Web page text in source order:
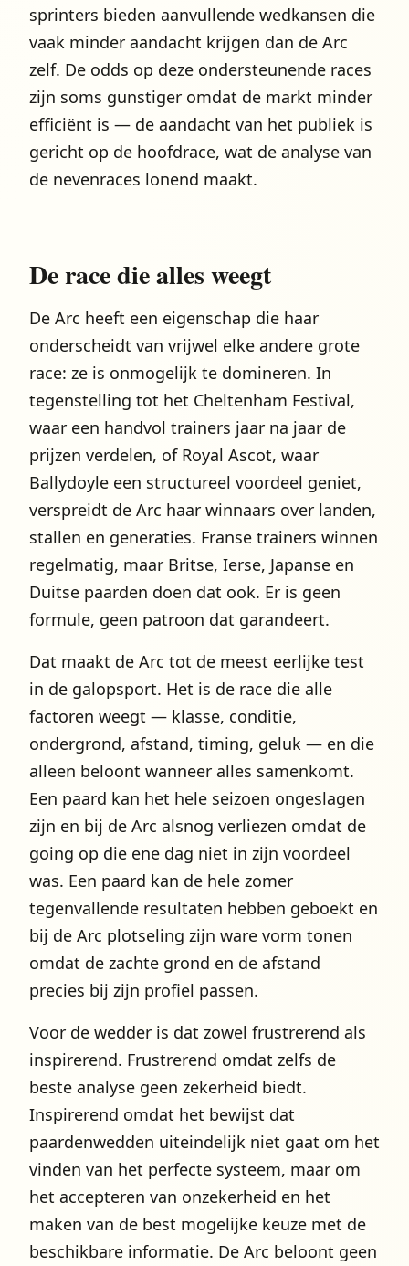
sprinters bieden aanvullende wedkansen die
vaak minder aandacht krijgen dan de Arc
zelf. De odds op deze ondersteunende races
zijn soms gunstiger omdat de markt minder
efficiënt is — de aandacht van het publiek is
gericht op de hoofdrace, wat de analyse van
de nevenraces lonend maakt.
De race die alles weegt
De Arc heeft een eigenschap die haar
onderscheidt van vrijwel elke andere grote
race: ze is onmogelijk te domineren. In
tegenstelling tot het Cheltenham Festival,
waar een handvol trainers jaar na jaar de
prijzen verdelen, of Royal Ascot, waar
Ballydoyle een structureel voordeel geniet,
verspreidt de Arc haar winnaars over landen,
stallen en generaties. Franse trainers winnen
regelmatig, maar Britse, Ierse, Japanse en
Duitse paarden doen dat ook. Er is geen
formule, geen patroon dat garandeert.
Dat maakt de Arc tot de meest eerlijke test
in de galopsport. Het is de race die alle
factoren weegt — klasse, conditie,
ondergrond, afstand, timing, geluk — en die
alleen beloont wanneer alles samenkomt.
Een paard kan het hele seizoen ongeslagen
zijn en bij de Arc alsnog verliezen omdat de
going op die ene dag niet in zijn voordeel
was. Een paard kan de hele zomer
tegenvallende resultaten hebben geboekt en
bij de Arc plotseling zijn ware vorm tonen
omdat de zachte grond en de afstand
precies bij zijn profiel passen.
Voor de wedder is dat zowel frustrerend als
inspirerend. Frustrerend omdat zelfs de
beste analyse geen zekerheid biedt.
Inspirerend omdat het bewijst dat
paardenwedden uiteindelijk niet gaat om het
vinden van het perfecte systeem, maar om
het accepteren van onzekerheid en het
maken van de best mogelijke keuze met de
beschikbare informatie. De Arc beloont geen